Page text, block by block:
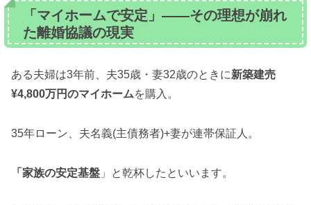
「マイホームで安定」——その理想が崩れ
た離婚協議の現実
ある夫婦は3年前、夫35歳・妻32歳のときに新築建売
¥4,800万円のマイホームを購入。
35年ローン、夫名義(主債務者)+妻が連帯保証人。
「家族の安定基盤 」と乾杯したといいます。